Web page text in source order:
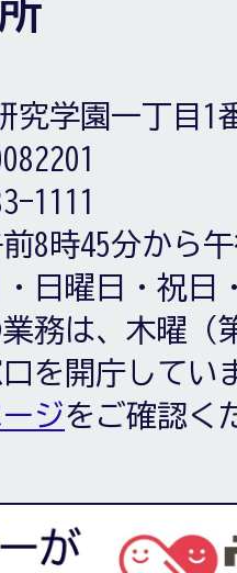
究学園一丁目1
1111
8時45分から
日曜日・祝日
務は、木曜（
を開庁してい
ジをご確認く